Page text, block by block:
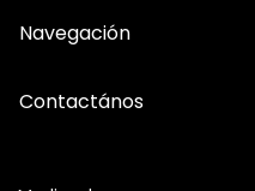
Navegación
Contactános